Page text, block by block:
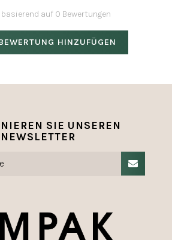
auf 0 Bewertungen
HINZUFÜGEN
SIE UNSEREN
NEWSLETTER